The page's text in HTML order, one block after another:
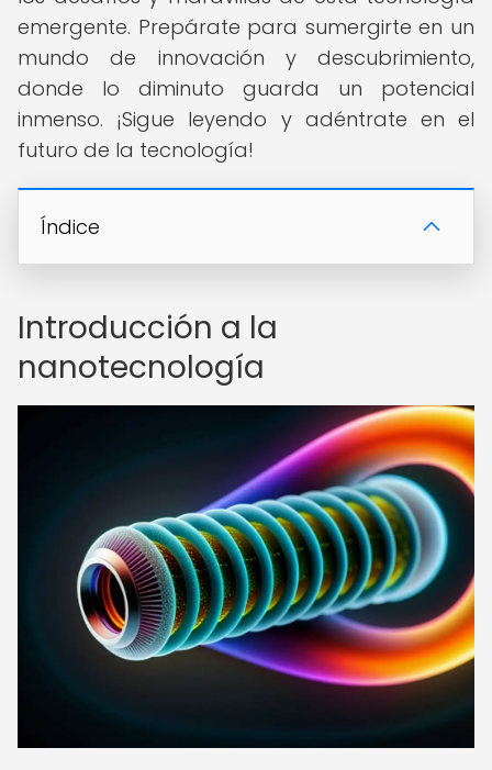
emergente. Prepárate para sumergirte en un
mundo de innovación y descubrimiento,
donde lo diminuto guarda un potencial
inmenso. ¡Sigue leyendo y adéntrate en el
futuro de la tecnología!
Índice
Introducción a la
nanotecnología